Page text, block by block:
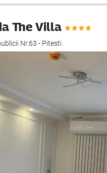
The Villa
Nr.63 - Pitesti